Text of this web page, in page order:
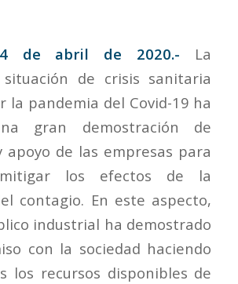
de abril de 2020.- La
situación de crisis sanitaria
la pandemia del Covid-19 ha
gran demostración de
apoyo de las empresas para
los efectos de la
contagio. En este aspecto,
industrial ha demostrado
con la sociedad haciendo
los recursos disponibles de